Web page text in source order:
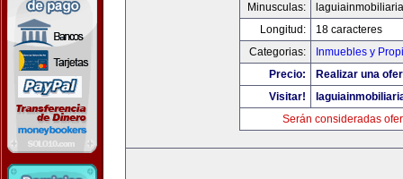
Minusculas:
Longitud:
18 caracteres
Categorias:
Inmuebles y
Precio:
Realizar una
Visitar!
Serán consideradas